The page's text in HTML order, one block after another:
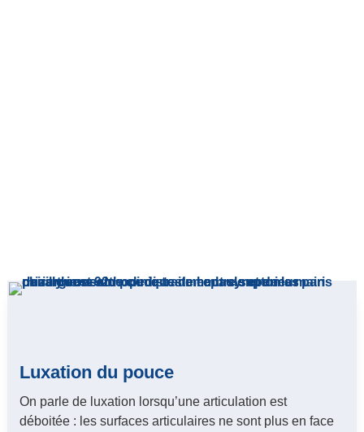
Luxation du pouce
On parle de luxation lorsqu’une articulation est
déboitée : les surfaces articulaires ne sont plus en face